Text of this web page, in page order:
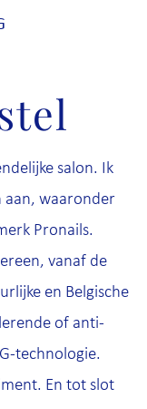
salon. Ik
aan, waaronder
Pronails.
vanaf de
en Belgische
of anti-
technologie.
En tot slot